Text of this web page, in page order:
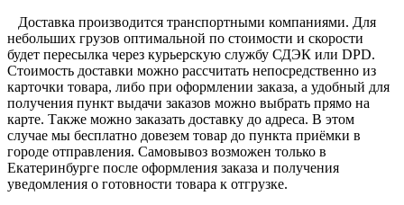
Доставка производится транспортными компаниями. Для
небольших грузов оптимальной по стоимости и скорости
будет пересылка через курьерскую службу СДЭК или DPD.
Стоимость доставки можно рассчитать непосредственно из
карточки товара, либо при оформлении заказа, а удобный для
получения пункт выдачи заказов можно выбрать прямо на
карте. Также можно заказать доставку до адреса. В этом
случае мы бесплатно довезем товар до пункта приёмки в
городе отправления. Самовывоз возможен только в
Екатеринбурге после оформления заказа и получения
уведомления о готовности товара к отгрузке.